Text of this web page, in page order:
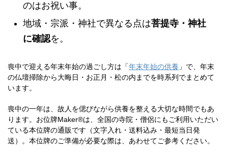
のはお祝い事。
地域・宗派・神社で異なる点は菩提寺・神社
に確認を。
喪中で迎える年末年始の過ごし方は「年末年始の供養 」で、年末
の仏壇掃除から大晦日・お正月・松の内までを時系列でまとめて
います。
喪中の一年は、故人を偲びながら供養を整える大切な時間でもあ
ります。お位牌Maker®は、全国の寺院・僧侶にもご利用いただい
ている本位牌の通販です（文字入れ・送料込み・最短当日発
送）。本位牌のご準備が必要な際は、あわせてご参考ください。